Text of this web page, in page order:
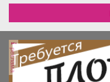
реклама